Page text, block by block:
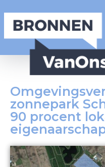
zonnepark
90 procent